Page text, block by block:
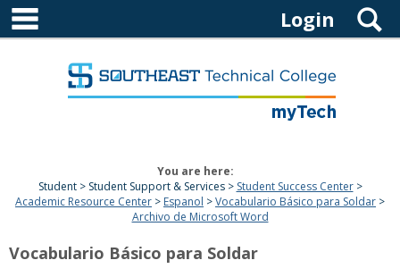
Skip
content
Login
You are here:
Student Student Support & Services
Student Success Center
Academic Resource Center
Espanol
Vocabulario Básico para Soldar
Archivo de Microsoft Word
Vocabulario Básico para Soldar